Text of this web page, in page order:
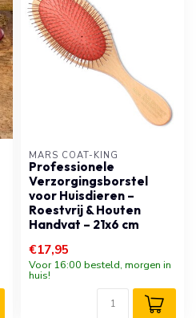
MARS COAT-KING
Professionele
Verzorgingsborstel
voor Huisdieren –
Roestvrij & Houten
Handvat – 21x6 cm
€17,95
Voor 16:00 besteld, morgen in
huis!